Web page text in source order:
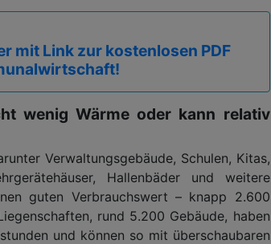
mit Link zur kostenlosen PDF
wenig Wärme oder kann relativ
Verwaltungsgebäude, Schulen, Kitas,
Hallenbäder und weitere
guten Verbrauchswert – knapp 2.600
rund 5.200 Gebäude, haben
und können so mit überschaubaren